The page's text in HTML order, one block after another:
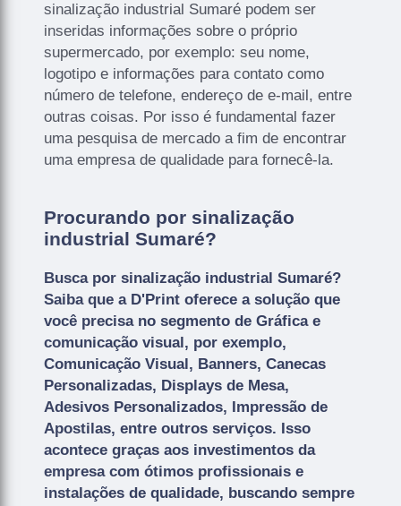
sinalização industrial Sumaré podem ser
inseridas informações sobre o próprio
supermercado, por exemplo: seu nome,
logotipo e informações para contato como
número de telefone, endereço de e-mail, entre
outras coisas. Por isso é fundamental fazer
uma pesquisa de mercado a fim de encontrar
uma empresa de qualidade para fornecê-la.
Procurando por sinalização
industrial Sumaré?
Busca por sinalização industrial Sumaré?
Saiba que a D'Print oferece a solução que
você precisa no segmento de Gráfica e
comunicação visual, por exemplo,
Comunicação Visual, Banners, Canecas
Personalizadas, Displays de Mesa,
Adesivos Personalizados, Impressão de
Apostilas, entre outros serviços. Isso
acontece graças aos investimentos da
empresa com ótimos profissionais e
instalações de qualidade, buscando sempre